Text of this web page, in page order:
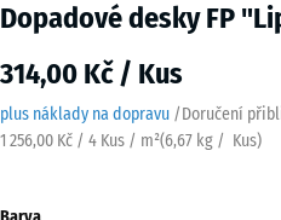
Dopadové desky FP
314,00 Kč / Kus
plus náklady na dopravu /Doručení
1 256,00 Kč / 4 Kus / m²(6,67 kg / Kus)